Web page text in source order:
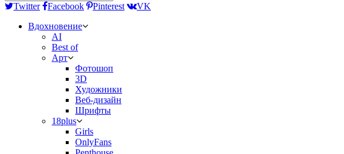
Twitter Facebook Pinterest
VK
Вдохновение
AI
Best of
Арт
Фотошоп
3D
Художники
Веб-дизайн
Шрифты
18plus
Girls
OnlyFans